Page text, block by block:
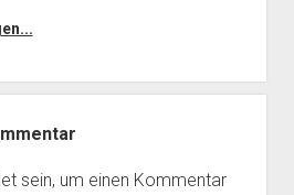
menu
der Stadt Berlin
Impressum
sein, um einen Kommentar